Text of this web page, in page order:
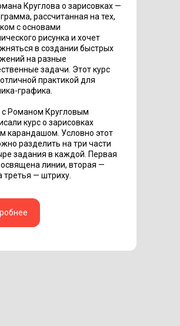
Круглова о зарисовках —
рассчитанная на тех,
с основами
рисунка и хочет
в создании быстрых
на разные
задачи. Этот курс
практикой для
графика.
с Романом Кругловым
курс о зарисовках
карандашом. Условно этот
разделить на три части
задания в каждой. Первая
линии, вторая —
третья — штриху.